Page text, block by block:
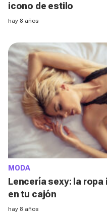
icono de estilo
hay 8 años
MODA
Lencería sexy: la
en tu cajón
hay 8 años